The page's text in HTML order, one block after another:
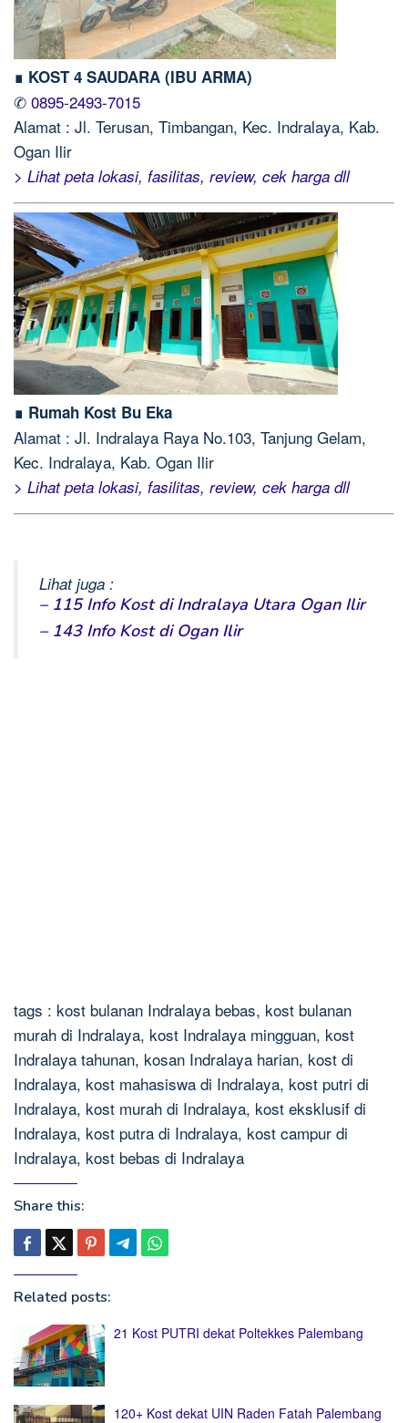
∎ KOST 4 SAUDARA (IBU ARMA)
✆ 0895-2493-7015
Alamat : Jl. Terusan, Timbangan, Kec. Indralaya, Kab.
Ogan Ilir
> Lihat peta lokasi, fasilitas, review, cek harga dll
∎ Rumah Kost Bu Eka
Alamat : Jl. Indralaya Raya No.103, Tanjung Gelam,
Kec. Indralaya, Kab. Ogan Ilir
> Lihat peta lokasi, fasilitas, review, cek harga dll
Lihat juga :
– 115 Info Kost di Indralaya Utara Ogan Ilir
– 143 Info Kost di Ogan Ilir
tags : kost bulanan Indralaya bebas, kost bulanan
murah di Indralaya, kost Indralaya mingguan, kost
Indralaya tahunan, kosan Indralaya harian, kost di
Indralaya, kost mahasiswa di Indralaya, kost putri di
Indralaya, kost murah di Indralaya, kost eksklusif di
Indralaya, kost putra di Indralaya, kost campur di
Indralaya, kost bebas di Indralaya
Share this:
Related posts:
21 Kost PUTRI dekat Poltekkes Palembang
120+ Kost dekat UIN Raden Fatah Palembang